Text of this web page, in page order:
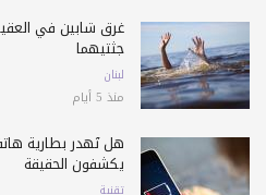
غرق شابين في
جثتيهما
لبنان
منذ 5 أيام
هل تُهدر بطارية
يكشفون الحقيقة
تقنية